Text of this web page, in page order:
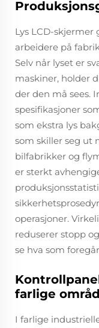
Lys LCD-skjermer
arbeidere på
Selv når lyset er
maskiner, holder
der den må sees.
spesifikasjoner
som ekstra lys
som skiller seg ut
bilfabrikker og
er sterkt
operasjoner.
reduserer stopp
se hva som
farlige
I farlige